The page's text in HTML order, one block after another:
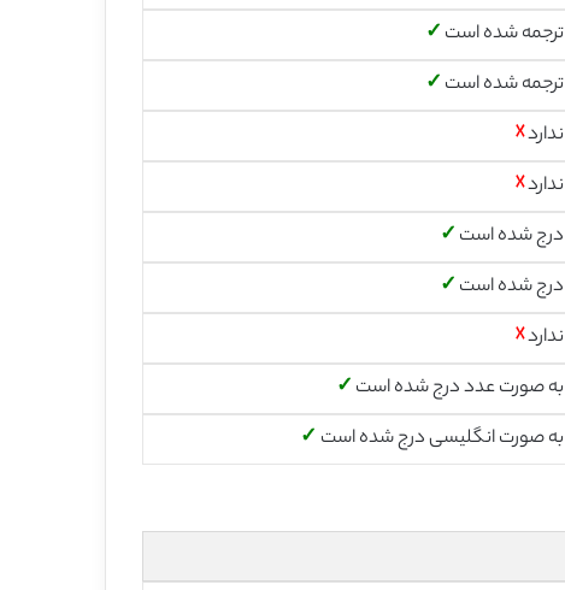
ترجمه شده است ✓
ترجمه شده است ✓
ندارد☓
ندارد☓
درج شده است ✓
درج شده است ✓
ندارد☓
به صورت عدد درج شده است ✓
به صورت انگلیسی درج شده است ✓